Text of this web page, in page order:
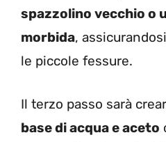
spazzolino vecchio o
morbida,
le piccole fessure.
Il terzo passo sarà
base di acqua e aceto